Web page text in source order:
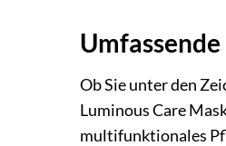
Ob Sie unter den
Luminous Care
multifunktionales